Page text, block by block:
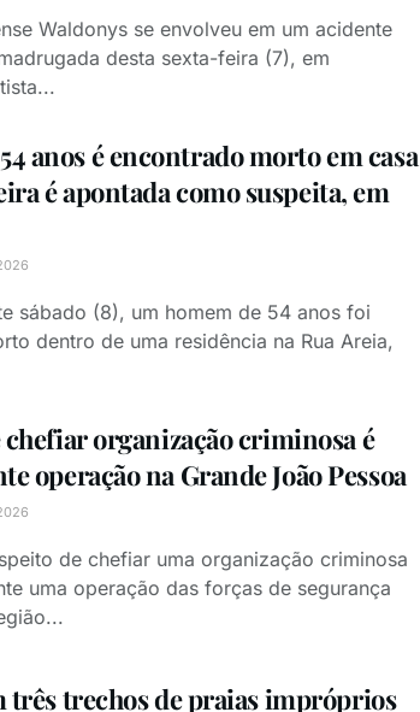
Waldonys se envolveu em um acidente
desta sexta-feira (7), em
anos é encontrado morto em casa
é apontada como suspeita, em
sábado (8), um homem de 54 anos foi
dentro de uma residência na Rua Areia,
chefiar organização criminosa é
operação na Grande João Pessoa
de chefiar uma organização criminosa
uma operação das forças de segurança
três trechos de praias impróprios